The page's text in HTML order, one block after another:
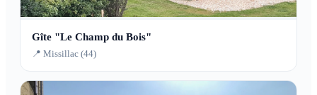
Gîte "Le Champ du Bois"
📍 Missillac (44)